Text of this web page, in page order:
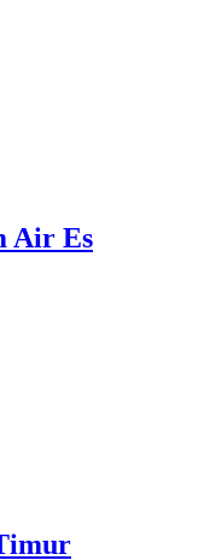
Air Es